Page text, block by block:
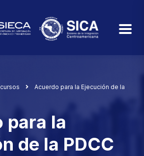
Acuerdo para la Ejecución de la
para la
de la PDCC